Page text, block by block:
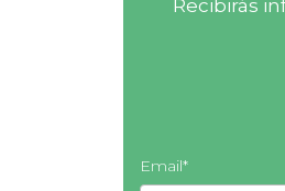
Recibirás
Email*